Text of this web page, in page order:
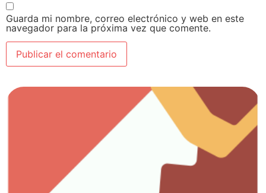
Guarda mi nombre, correo electrónico y web en este
navegador para la próxima vez que comente.
Todo lo que necesitas para el trabajo con madera.